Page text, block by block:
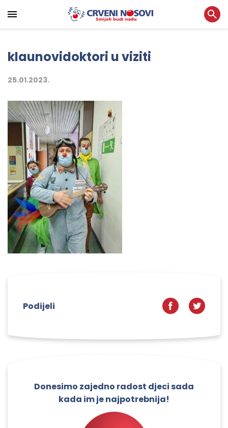
klaunovidoktori u viziti
25.01.2023.
Podijeli
Donesimo zajedno radost djeci sada
kada im je najpotrebnija!